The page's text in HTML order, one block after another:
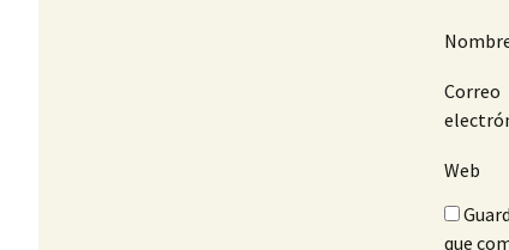
Correo
Web
que